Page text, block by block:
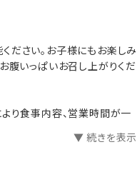
アクティビティが充実して
ったり、ゆったりとした時
ださい。
ださい。お子様にもお楽しみ
腹いっぱいお召し上がりくだ
り食事内容、営業時間が一
▼ 続きを表示